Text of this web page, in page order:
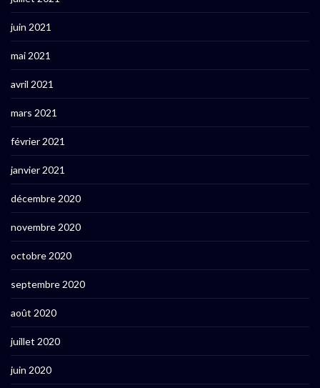
juin 2021
mai 2021
avril 2021
mars 2021
février 2021
janvier 2021
décembre 2020
novembre 2020
octobre 2020
septembre 2020
août 2020
juillet 2020
juin 2020